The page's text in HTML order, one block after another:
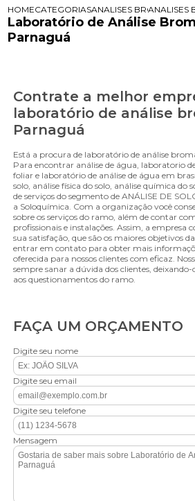
HOMECATEGORIASANALISES ANALISES
Laboratório de Análise
Parnaguá
Contrate a melhor
laboratório de análise
Parnaguá
Está a procura de laboratório de análise
Para encontrar análise de água, laboratorio
foliar e laboratório de análise de água em
solo, análise física do solo, análise química do
de serviços do segmento de ANÁLISE DE
a Soloquímica. Com a organização você
sobre os serviços do ramo, além de contar
profissionais e instalações. Assim, a empresa
sua satisfação, que são os maiores objetivos
entrar em contato para obter mais
oferecida para nossos clientes com eficaz.
sempre sanar a dúvida dos clientes,
aos questionamentos do ramo.
FAÇA UM ORÇAMENTO
Digite seu nome
Digite seu email
Digite seu telefone
Mensagem